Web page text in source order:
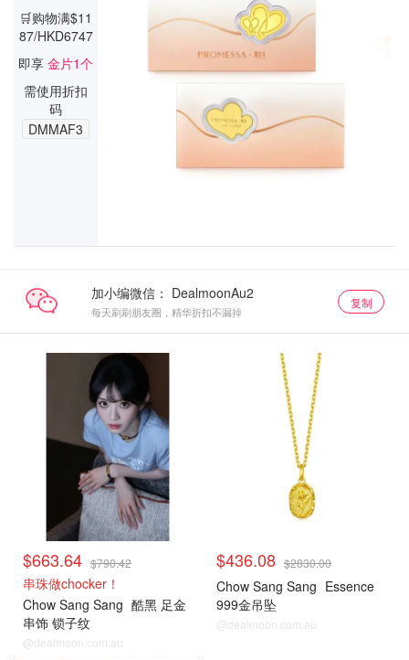
🛒购物满$11
87/HKD6747
即享 金片1个
需使用折扣
码
DMMAF3
加小编微信：
每天刷刷朋友圈，精华折扣不漏掉
复制
$663.64 $790.42
串珠做chocker！
Chow Sang Sang 酷黑 足金
串饰 锁子纹
@dealmoon.com.au
$436.08 $2830.00
Chow Sang Sang Essence
999金吊坠
@dealmoon.com.au